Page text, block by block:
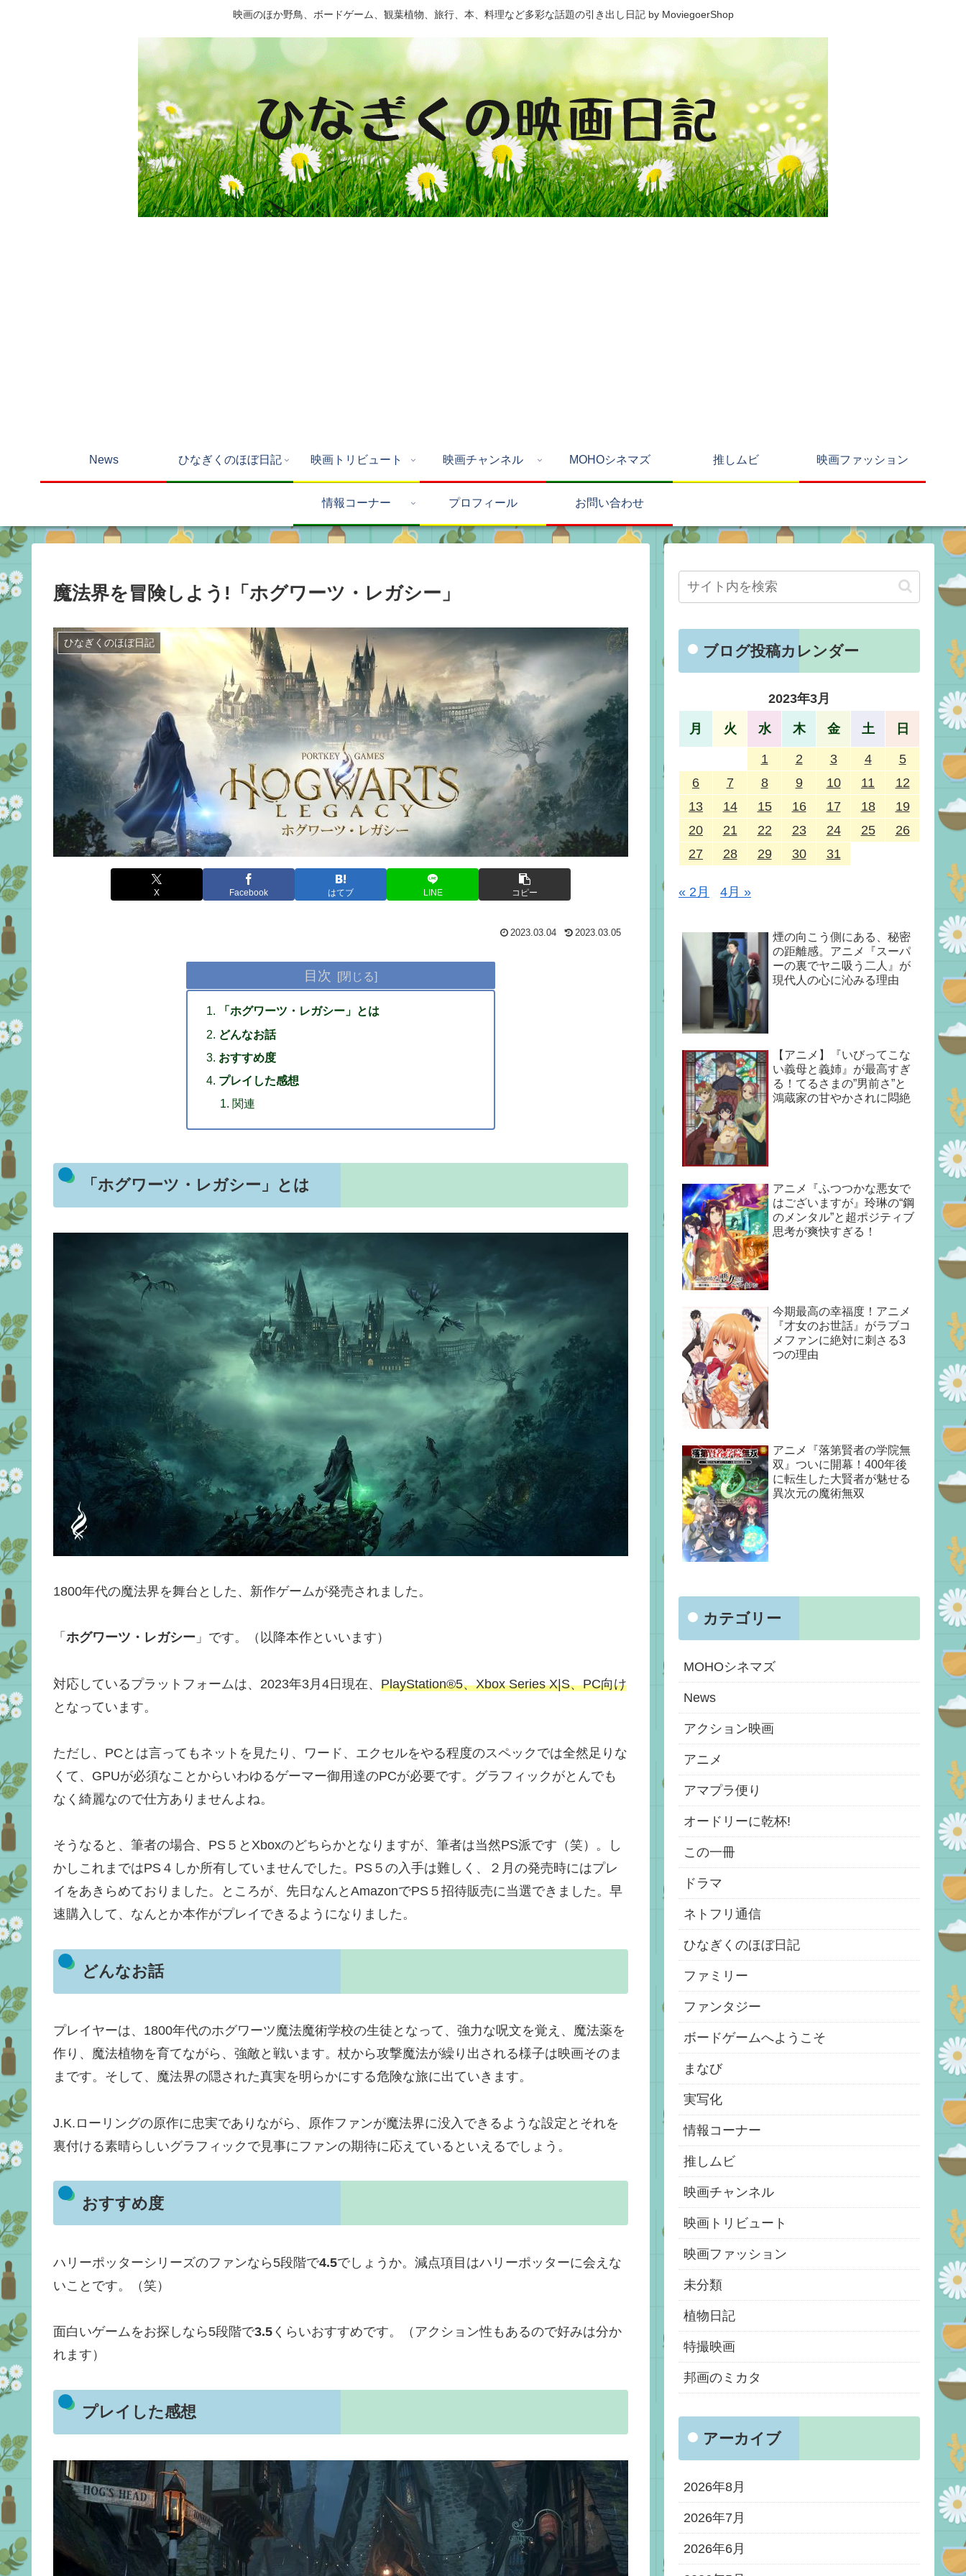
映画のほか野鳥、ボードゲーム、観葉植物、旅行、本、料理など多彩な話題の引き出し日記 by MoviegoerShop
News ひなぎくのほぼ日記 映画トリビュート 映画チャンネル MOHOシネマズ 推しムビ 映画ファッション
情報コーナー プロフィール お問い合わせ
魔法界を冒険しよう!「ホグワーツ・レガシー」
ひなぎくのほぼ日記
X Facebook はてブ LINE コピー
2023.03.04 2023.03.05
目次
「ホグワーツ・レガシー」とは
どんなお話
おすすめ度
プレイした感想
関連
「ホグワーツ・レガシー」とは
1800年代の魔法界を舞台とした、新作ゲームが発売されました。
「 ホグワーツ・レガシー 」です。（以降本作といいます）
対応しているプラットフォームは、2023年3月4日現在、 PlayStation®5、Xbox Series X|S、PC向け
となっています。
ただし、PCとは言ってもネットを見たり、ワード、エクセルをやる程度のスペックでは全然足りな
くて、GPUが必須なことからいわゆるゲーマー御用達のPCが必要です。グラフィックがとんでも
なく綺麗なので仕方ありませんよね。
そうなると、筆者の場合、PS５とXboxのどちらかとなりますが、筆者は当然PS派です（笑）。し
かしこれまではPS４しか所有していませんでした。PS５の入手は難しく、２月の発売時にはプレ
イをあきらめておりました。ところが、先日なんとAmazonでPS５招待販売に当選できました。早
速購入して、なんとか本作がプレイできるようになりました。
どんなお話
プレイヤーは、1800年代のホグワーツ魔法魔術学校の生徒となって、強力な呪文を覚え、魔法薬を
作り、魔法植物を育てながら、強敵と戦います。杖から攻撃魔法が繰り出される様子は映画そのま
まです。そして、魔法界の隠された真実を明らかにする危険な旅に出ていきます。
J.K.ローリングの原作に忠実でありながら、原作ファンが魔法界に没入できるような設定とそれを
裏付ける素晴らしいグラフィックで見事にファンの期待に応えているといえるでしょう。
おすすめ度
ハリーポッターシリーズのファンなら5段階で4.5でしょうか。減点項目はハリーポッターに会えな
いことです。（笑）
面白いゲームをお探しなら5段階で3.5 くらいおすすめです。（アクション性もあるので好みは分か
れます）
プレイした感想
ブログ投稿カレンダー
2023年3月
月 火 水 木 金 土 日
1 2 3 4
5
6
7 8 9 10 11
12
13
14 15 16 17 18
19
20
21 22 23 24 25
26
27
28 29 30 31
« 2月 4月 »
煙の向こう側にある、秘密
の距離感。アニメ『スーパ
ーの裏でヤニ吸う二人』が
現代人の心に沁みる理由
【アニメ】『いびってこな
い義母と義姉』が最高すぎ
る！てるさまの”男前さ”と
鴻蔵家の甘やかされに悶絶
アニメ『ふつつかな悪女で
はございますが』玲琳の“鋼
のメンタル”と超ポジティブ
思考が爽快すぎる！
今期最高の幸福度！アニメ
『才女のお世話』がラブコ
メファンに絶対に刺さる3
つの理由
アニメ『落第賢者の学院無
双』ついに開幕！400年後
に転生した大賢者が魅せる
異次元の魔術無双
カテゴリー
MOHOシネマズ
News
アクション映画
アニメ
アマプラ便り
オードリーに乾杯!
この一冊
ドラマ
ネトフリ通信
ひなぎくのほぼ日記
ファミリー
ファンタジー
ボードゲームへようこそ
まなび
実写化
情報コーナー
推しムビ
映画チャンネル
映画トリビュート
映画ファッション
未分類
植物日記
特撮映画
邦画のミカタ
アーカイブ
2026年8月
2026年7月
2026年6月